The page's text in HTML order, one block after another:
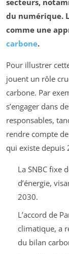
secteurs,
du numérique.
comme une
carbone.
Pour illustrer
jouent un rôle
carbone. Par
s’engager dans
responsables,
rendre compte
qui existe depuis
La SNBC fixe
d’énergie,
2030.
L’accord de
climatique, a
du bilan